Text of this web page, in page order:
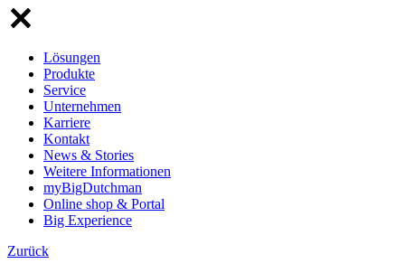
Lösungen
Produkte
Service
Unternehmen
Karriere
Kontakt
News & Stories
Weitere Informationen
myBigDutchman
Online shop & Portal
Big Experience
Zurück